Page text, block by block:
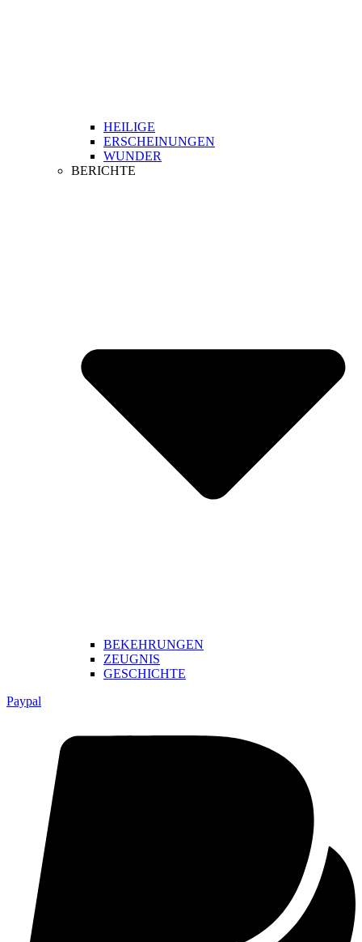
HEILIGE
ERSCHEINUNGEN
WUNDER
BERICHTE
BEKEHRUNGEN
ZEUGNIS
GESCHICHTE
Paypal